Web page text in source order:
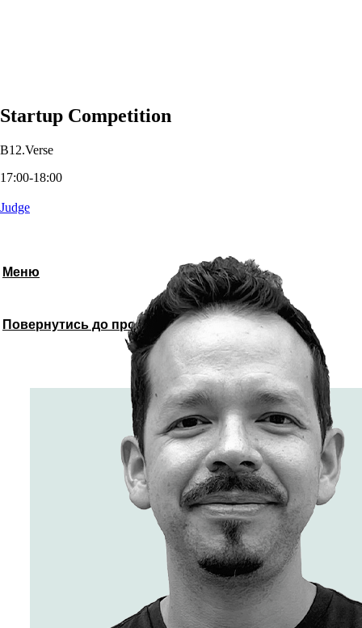
Меню
Повернутись до програми
Startup Competition
B12.Verse
17:00-18:00
Judge